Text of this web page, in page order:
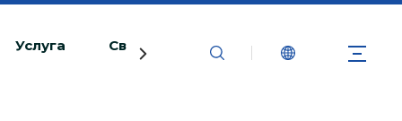
Услуга Связаться с нами